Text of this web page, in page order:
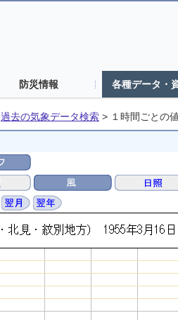
防災情報 各種データ・
過去の気象データ検索 > １時間ごとの